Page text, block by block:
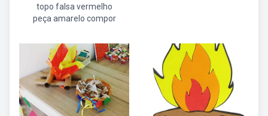
topo falsa vermelho
peça amarelo compor